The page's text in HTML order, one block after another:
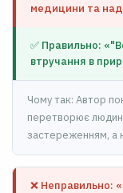
медицини та
✅ Правильно:
втручання в
Чому так: Автор
перетворює
застереженням, а
❌ Неправильно: